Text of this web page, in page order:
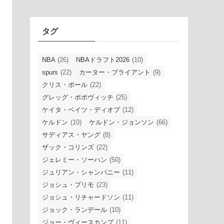
ブ
タグ
NBA (26) NBAドラフト2026 (10)
spurs (22) カーター・ブライアント (9)
クリス・ポール (22)
グレッグ・ポポヴィッチ (25)
ケイタ・ベイツ・ディオプ (12)
ケルドン (10) ケルドン・ジョンソン (66)
サディアス・ヤング (8)
ザック・コリンズ (22)
ジェレミー・ソーハン (50)
ジュリアン・シャンパニー (11)
ジョシュ・プリモ (23)
ジョシュ・リチャードソン (11)
ジョック・ランデール (10)
ジョー・ヴィースカンプ (11)